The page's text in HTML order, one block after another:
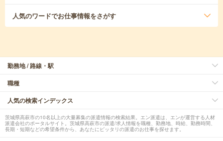
人気のワードでお仕事情報をさがす
勤務地 / 路線・駅
職種
人気の検索インデックス
茨城県高萩市の10名以上の大量募集の派遣情報の検索結果。エン派遣は、エンが運営する人材
派遣会社のポータルサイト。茨城県高萩市の派遣/求人情報を職種、勤務地、時給、勤務時間、
長期・短期などの希望条件から、あなたにピッタリの派遣のお仕事を探せます。